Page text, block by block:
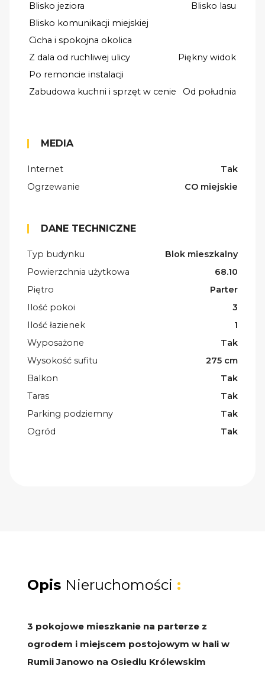
Blisko jeziora
Blisko lasu
Blisko komunikacji miejskiej
Cicha i spokojna okolica
Z dala od ruchliwej ulicy
Piękny widok
Po remoncie instalacji
Zabudowa kuchni i sprzęt w cenie
Od południa
MEDIA
Internet
Tak
Ogrzewanie
CO miejskie
DANE TECHNICZNE
Typ budynku
Blok mieszkalny
Powierzchnia użytkowa
68.10
Piętro
Parter
Ilość pokoi
3
Ilość łazienek
1
Wyposażone
Tak
Wysokość sufitu
275 cm
Balkon
Tak
Taras
Tak
Parking podziemny
Tak
Ogród
Tak
Opis Nieruchomości :
3 pokojowe mieszkanie na parterze z
ogrodem i miejscem postojowym w hali w
Rumii Janowo na Osiedlu Królewskim